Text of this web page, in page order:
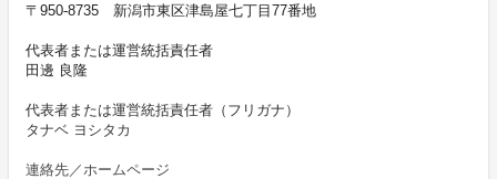
〒950-8735 新潟市東区津島屋七丁目77番地
代表者または運営統括責任者
田邊 良隆
代表者または運営統括責任者（フリガナ）
タナベ ヨシタカ
連絡先／ホームページ